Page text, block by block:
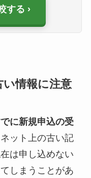
する
い情報に注意
に新規申込の受
ット上の古い記
は申し込めない
しまうことがあ